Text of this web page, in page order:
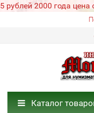
5 рублей 2000 года
Каталог